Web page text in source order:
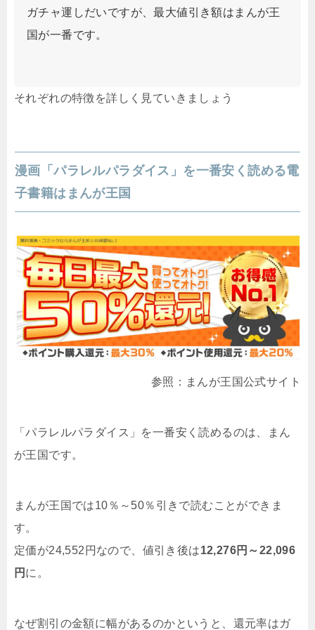
ガチャ運しだいですが、最大値引き額はまんが王
国が一番です。
それぞれの特徴を詳しく見ていきましょう
漫画「パラレルパラダイス」を一番安く読める電
子書籍はまんが王国
参照：まんが王国公式サイト
「パラレルパラダイス」を一番安く読めるのは、まん
が王国です。
まんが王国では10％～50％引きで読むことができま
す。
定価が24,552円なので、値引き後は12,276円～22,096
円 に。
なぜ割引の金額に幅があるのかというと、還元率はガ